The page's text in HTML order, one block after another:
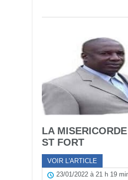
LA
ST FORT
VOIR L'ARTICLE
23/01/2022 à 21 h 19